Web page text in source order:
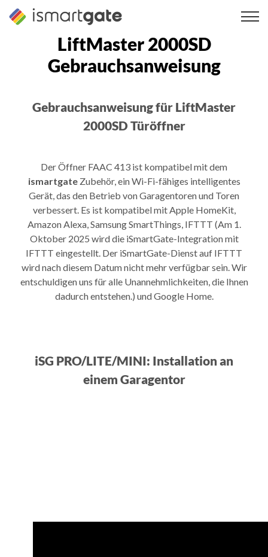
Zum
Inhalt
LiftMaster 2000SD
Gebrauchsanweisung
Gebrauchsanweisung für LiftMaster
2000SD Türöffner
Der Öffner FAAC 413 ist kompatibel mit dem
ismartgateZubehör, ein Wi-Fi-fähiges intelligentes
Gerät, das den Betrieb von Garagentoren und Toren
verbessert. Es ist kompatibel mit Apple HomeKit,
Amazon Alexa, Samsung SmartThings, IFTTT (Am 1.
Oktober 2025 wird die iSmartGate-Integration mit
IFTTT eingestellt. Der iSmartGate-Dienst auf IFTTT
wird nach diesem Datum nicht mehr verfügbar sein. Wir
entschuldigen uns für alle Unannehmlichkeiten, die Ihnen
dadurch entstehen.) und Google Home.
iSG PRO/LITE/MINI: Installation an
einem Garagentor